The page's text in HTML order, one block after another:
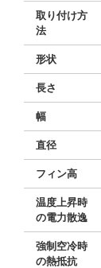
取り付け方
法
形状
長さ
幅
直径
フィン高
温度上昇時
の電力散逸
強制空冷時
の熱抵抗